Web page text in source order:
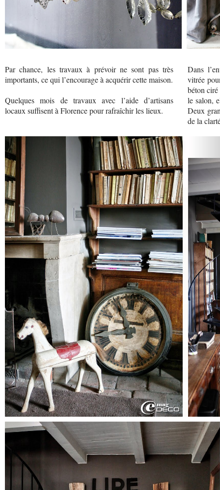
Par chance, les travaux à prévoir ne sont pas très
importants, ce qui l’encourage à acquérir cette maison.
Quelques mois de travaux avec l’aide d’artisans
locaux suffisent à Florence pour rafraîchir les lieux.
Dans
vitrée
béton
le salon,
Deux
de la